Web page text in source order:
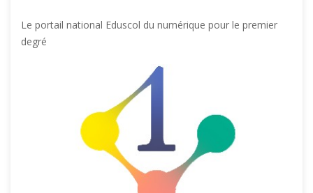
Le portail national Eduscol du numérique pour le premier
degré